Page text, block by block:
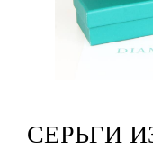
СЕРЬГИ